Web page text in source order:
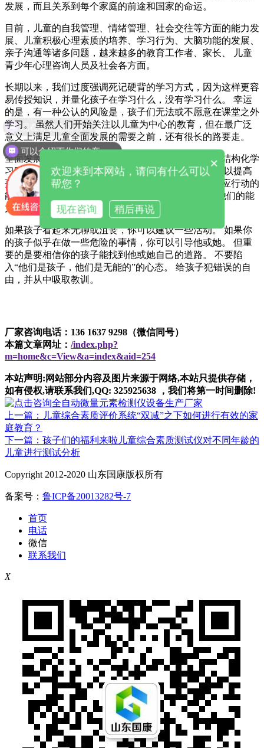
发展，而且关系到每个家庭的前途和国家的命运。
目前，儿童的自我管理、情绪管理、社会交往等方面的能力发
展、儿童积极心理素质的培养、学习行为、大脑功能的发展、
亲子沟通等诸多问题，越来越多的教育工作者、家长、 儿童
青少年心理咨询人员及社会各方面。
长期以来，我们过度强调死记硬背的学习方式，因为这样更容
易传授知识，并量化孩子在学习什么，没有学习什么。 幸运
的是，有一种公认的风险是，孩子们无法或不愿意在课堂之外
学习。 虽然人们开始关注以儿童为中心的教育，但在最广泛
意义上满足儿童全面发展的需要之前，还有很长的路要走。
全面发展教育鼓励游戏和实验，激发学习欲望，减少结构化学
习时间。 儿童综合素质检测仪器所有这些结合起来可以提高
孩子的自主执行能力，即创造性地解决问题并采取相应行动的
能力。 孩子们想象力丰富，没有先入为主的观念。 他们的能
力远不止死记硬背。
如果孩子看起来无聊或沮丧，你可以建议一些活动。 如果你
的孩子似乎在做一些危险的事情，你可以引导他或她。 但重
要的是要相信你的孩子能找到他或她自己的道路。 不要陷
入“他们是孩子，他们是无能的”的心态。 给孩子犯错误的自
由，并从中吸取教训。
厂家咨询电话：136 1637 9298（微信同号）
本篇文章网址： /index.php?
m=home&c=View&a=index&aid=254
本站声明:网站部分内容及图片来源于网络,本站只提供存储，
如有侵权,请联系我们,QQ: 325925638 ，我们将第一时间删除!
上一篇：儿童综合素质评价系统“双减”之下如何进行有效的家
庭教育？
下一篇：孩子们的福利来啦儿童综合素质测试仪对不同年龄的
儿童进行测试分析
Copyright 2012-2020 山东国康版权所有
备案号： 鲁ICP备20013282号-7
首页
电话
微信
联系我们
X
可以介绍下你们的产品么
现在有优惠活动吗
×
欢迎来到本网站，请问有什么可以
帮您？
现在咨询 稍后再说